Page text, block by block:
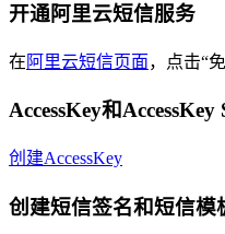
开通阿里云短信服务
在 阿里云短信页面，点击“
AccessKey和AccessKey
创建AccessKey
创建短信签名和短信模